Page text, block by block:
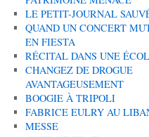
LE PETIT-JOURNAL
QUAND UN CONCERT
EN FIESTA
RÉCITAL DANS UNE
CHANGEZ DE DROGUE
AVANTAGEUSEMENT
BOOGIE À TRIPOLI
FABRICE EULRY AU
MESSE